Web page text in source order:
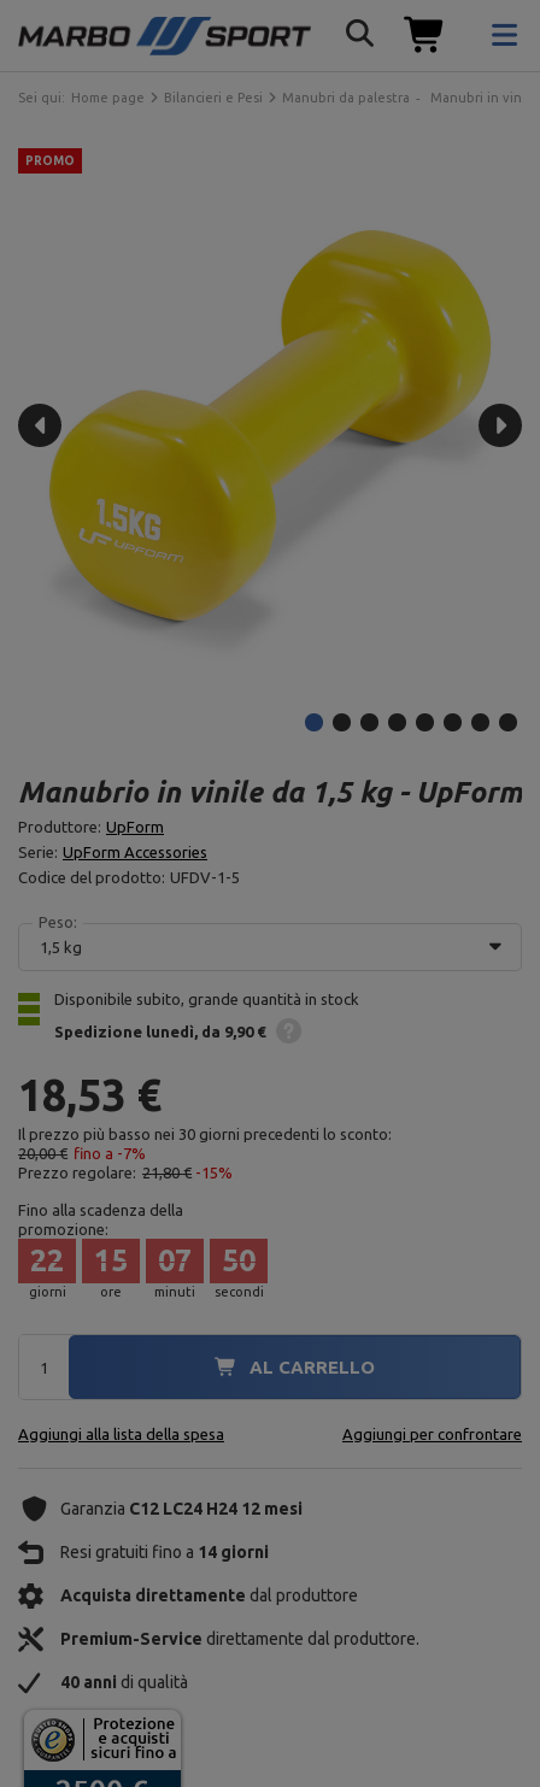
Sei qui: Home page Bilancieri e Pesi Manubri da palestra Manubri in vinile
PROMO
Manubrio in vinile da 1,5 kg - UpForm
Produttore: UpForm
Serie: UpForm Accessories
Codice del prodotto: UFDV-1-5
Peso:
1,5 kg
Disponibile subito, grande quantità in stock
Spedizione lunedì da 9,90 €
18,53 €
Il prezzo più basso nei 30 giorni precedenti lo sconto:
20,00 € fino a -7%
Prezzo regolare: 21,80 € -15%
Fino alla scadenza della
promozione:
giorni
22
ore
15
minuti
07
secondi
49
AL CARRELLO
Aggiungi alla lista della spesa Aggiungi per confrontare
Garanzia C12 LC24 H24 12 mesi
Resi gratuiti fino a 14 giorni
Acquista direttamente dal produttore
Premium-Service direttamente dal produttore.
40 anni di qualità